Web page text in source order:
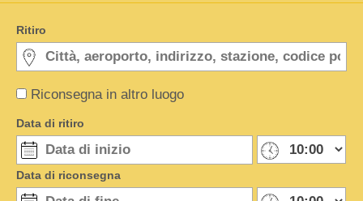
Riconsegna in altro luogo
Ritiro
Data di ritiro
Data di riconsegna